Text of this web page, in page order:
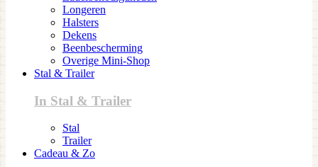
Longeren
Halsters
Dekens
Beenbescherming
Overige Mini-Shop
Stal & Trailer
In Stal & Trailer
Stal
Trailer
Cadeau & Zo